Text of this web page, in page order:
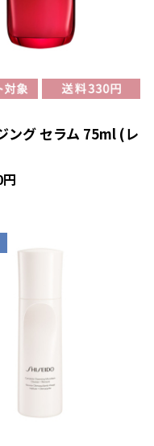
ング セラム 75ml (レ